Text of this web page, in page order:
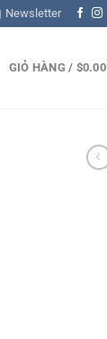
Newsletter
GIỎ HÀNG / $0.00